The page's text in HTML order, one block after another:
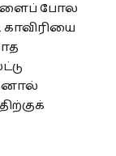
போல
காவிரியை